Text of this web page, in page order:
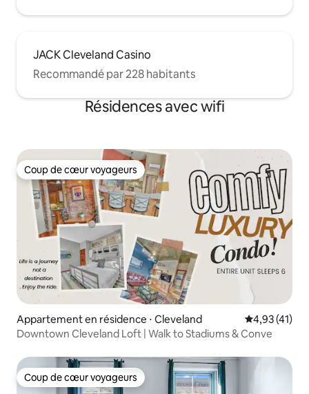
JACK Cleveland Casino
Recommandé par 228 habitants
Résidences avec wifi
Coup de cœur voyageurs
Coup de cœur voyageurs
Appartement en résidence ⋅ Cleveland Évaluation
4,93 (41)
Downtown Cleveland Loft | Walk to Stadiums & Conve
Coup de cœur voyageurs
Coup de cœur voyageurs